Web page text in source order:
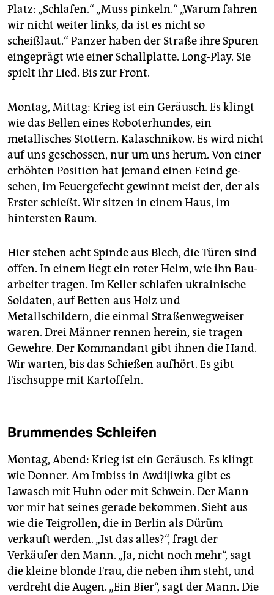
Platz: „Schlafen.“ „Muss pinkeln.“ „Warum fahren
wir nicht weiter links, da ist es nicht so
scheißlaut.“ Panzer haben der Straße ihre Spuren
eingeprägt wie einer Schallplatte. Long-Play. Sie
spielt ihr Lied. Bis zur Front.
Montag, Mittag: Krieg ist ein Geräusch. Es klingt
wie das Bellen eines Roboterhundes, ein
metallisches Stottern. Kalaschnikow. Es wird nicht
auf uns geschossen, nur um uns herum. Von einer
erhöhten Position hat jemand einen Feind ge­
sehen, im Feuergefecht gewinnt meist der, der als
Erster schießt. Wir sitzen in einem Haus, im
hintersten Raum.
Hier stehen acht Spinde aus Blech, die Türen sind
offen. In einem liegt ein roter Helm, wie ihn Bau­
arbeiter tragen. Im Keller schlafen ukrainische
Soldaten, auf Betten aus Holz und
Metallschildern, die einmal Straßen­wegweiser
waren. Drei Männer rennen herein, sie tragen
Gewehre. Der Kommandant gibt ihnen die Hand.
Wir warten, bis das Schießen aufhört. Es gibt
Fischsuppe mit Kartoffeln.
Brummendes Schleifen
Montag, Abend: Krieg ist ein Geräusch. Es klingt
wie Donner. Am Imbiss in Awdijiwka gibt es
Lawasch mit Huhn oder mit Schwein. Der Mann
vor mir hat seines gerade bekommen. Sieht aus
wie die Teigrollen, die in Berlin als Dürüm
verkauft werden. „Ist das alles?“, fragt der
Verkäufer den Mann. „Ja, nicht noch mehr“, sagt
die kleine blonde Frau, die neben ihm steht, und
verdreht die Augen. „Ein Bier“, sagt der Mann. Die